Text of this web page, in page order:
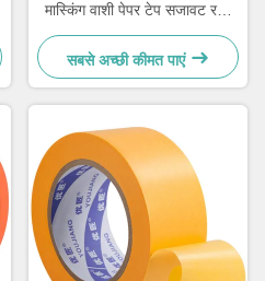
मास्किंग वाशी पेपर टेप सजावट रबर
एक्रिलिक
सबसे अच्छी कीमत पाएं